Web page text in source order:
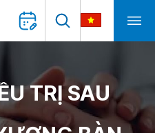
TRỊ SAU